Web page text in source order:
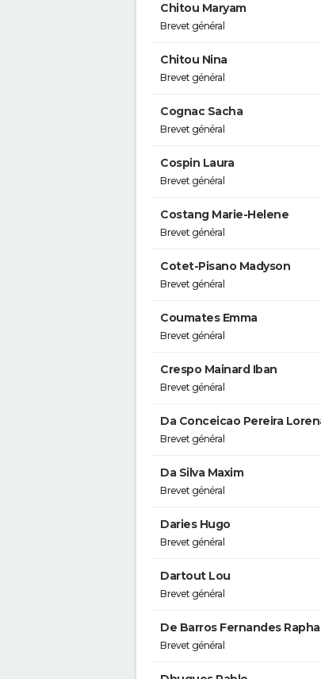
Chitou Maryam
Brevet général
Chitou Nina
Brevet général
Cognac Sacha
Brevet général
Cospin Laura
Brevet général
Costang Marie-Helene
Brevet général
Cotet-Pisano Madyson
Brevet général
Coumates Emma
Brevet général
Crespo Mainard Iban
Brevet général
Da Conceicao Pereira
Brevet général
Da Silva Maxim
Brevet général
Daries Hugo
Brevet général
Dartout Lou
Brevet général
De Barros Fernandes
Brevet général